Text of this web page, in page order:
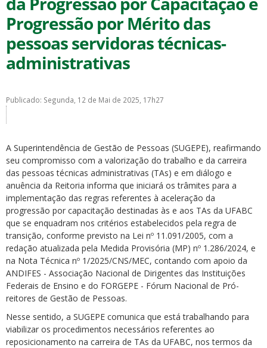
Progressão por Mérito das
pessoas servidoras técnicas-
administrativas
Publicado: Segunda, 12 de Mai de 2025, 17h27
A Superintendência de Gestão de Pessoas (SUGEPE), reafirmando
seu compromisso com a valorização do trabalho e da carreira
das pessoas técnicas administrativas (TAs) e em diálogo e
anuência da Reitoria informa que iniciará os trâmites para a
implementação das regras referentes à aceleração da
progressão por capacitação destinadas às e aos TAs da UFABC
que se enquadram nos critérios estabelecidos pela regra de
transição, conforme previsto na Lei nº 11.091/2005, com a
redação atualizada pela Medida Provisória (MP) nº 1.286/2024, e
na Nota Técnica nº 1/2025/CNS/MEC, contando com apoio da
ANDIFES - Associação Nacional de Dirigentes das Instituições
Federais de Ensino e do FORGEPE - Fórum Nacional de Pró-
reitores de Gestão de Pessoas.
Nesse sentido, a SUGEPE comunica que está trabalhando para
viabilizar os procedimentos necessários referentes ao
reposicionamento na carreira de TAs da UFABC, nos termos da